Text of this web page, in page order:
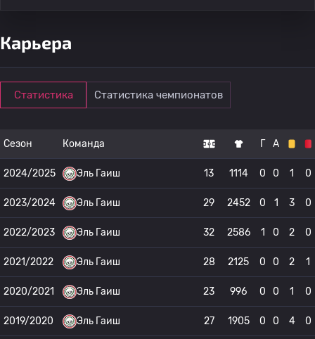
Карьера
Статистика Статистика чемпионатов
Сезон Команда Г А
2024/2025 Эль Гаиш 13 1114 0 0 1 0
2023/2024 Эль Гаиш 29 2452 0 1 3 0
2022/2023 Эль Гаиш 32 2586 1 0 2 0
2021/2022 Эль Гаиш 28 2125 0 0 2 1
2020/2021 Эль Гаиш 23 996 0 0 1 0
2019/2020 Эль Гаиш 27 1905 0 0 4 0